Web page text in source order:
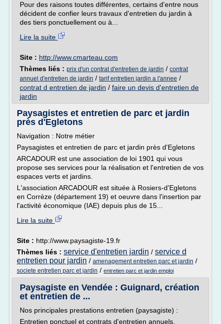
Pour des raisons toutes différentes, certains d'entre nous
décident de confier leurs travaux d'entretien du jardin à
des tiers ponctuellement ou à...
Lire la suite
Site : http://www.cmarteau.com
Thèmes liés : prix d'un contrat d'entretien de jardin / contrat
annuel d'entretien de jardin / tarif entretien jardin a l'annee /
contrat d entretien de jardin / faire un devis d'entretien de
jardin
Paysagistes et entretien de parc et jardin
près d'Egletons
Navigation : Notre métier
Paysagistes et entretien de parc et jardin près d'Egletons
ARCADOUR est une association de loi 1901 qui vous
propose ses services pour la réalisation et l'entretien de vos
espaces verts et jardins.
L'association ARCADOUR est située à Rosiers-d'Egletons
en Corrèze (département 19) et oeuvre dans l'insertion par
l'activité économique (IAE) depuis plus de 15...
Lire la suite
Site : http://www.paysagiste-19.fr
Thèmes liés : service d'entretien jardin / service d
entretien pour jardin / amenagement entretien parc et jardin /
societe entretien parc et jardin / entretien parc et jardin emploi
Paysagiste en Vendée : Guignard, création
et entretien de ...
Nos principales prestations entretien (paysagiste) :
Entretien ponctuel et contrats d'entretien annuels.